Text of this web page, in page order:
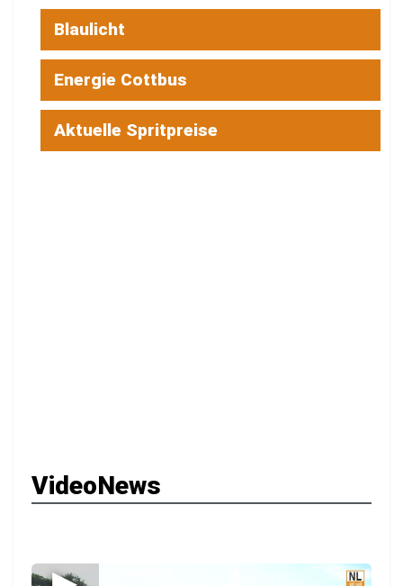
Blaulicht
Energie Cottbus
Aktuelle Spritpreise
VideoNews